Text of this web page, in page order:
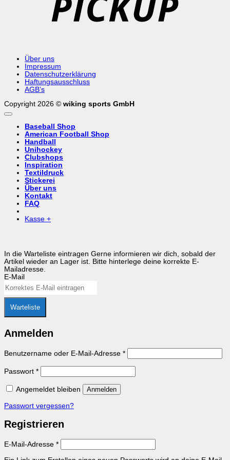
Über uns
Impressum
Datenschutzerklärung
Haftungsausschluss
AGB’s
Copyright 2026 © wiking sports GmbH
Baseball Shop
American Football Shop
Handball
Unihockey
Clubshops
Inspiration
Textildruck
Stickerei
Über uns
Kontakt
FAQ
Kasse +
In die Warteliste eintragen Gerne informieren wir dich, sobald der
Artikel wieder an Lager ist. Bitte hinterlege deine korrekte E-
Mailadresse.
E-Mail
Warteliste
Anmelden
Benutzername oder E-Mail-Adresse *Erforderlich
Passwort *Erforderlich
Angemeldet bleiben Anmelden
Passwort vergessen?
Registrieren
E-Mail-Adresse *Erforderlich